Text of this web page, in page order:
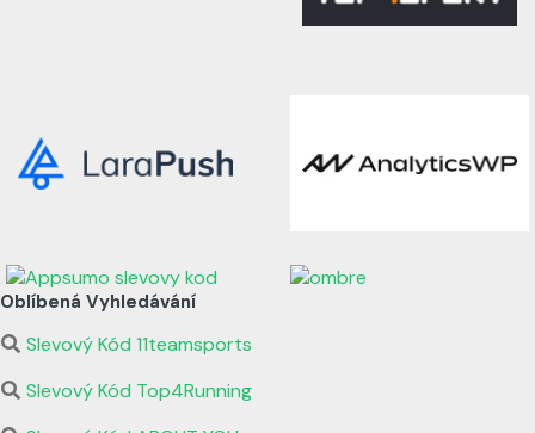
Oblíbená Vyhledávání
Slevový Kód 11teamsports
Slevový Kód Top4Running